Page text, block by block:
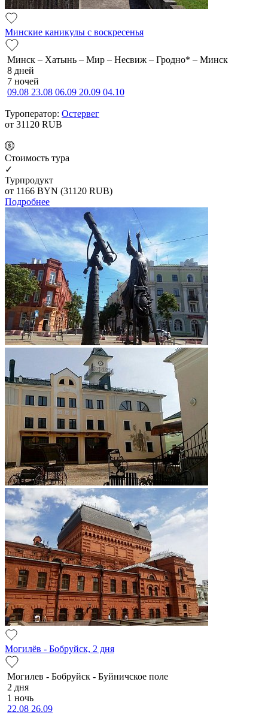
Минские каникулы с воскресенья
Минск – Хатынь – Мир – Несвиж – Гродно* – Минск
8 дней
7 ночей
09.08 23.08 06.09 20.09 04.10
Туроператор: Остервег
от 31120 RUB
Cтоимость тура
✓
Турпродукт
от 1166 BYN (31120 RUB)
Подробнее
Могилёв - Бобруйск, 2 дня
Мо­ги­лев - Бобруйск - Буй­нич­ское по­ле
2 дня
1 ночь
22.08 26.09